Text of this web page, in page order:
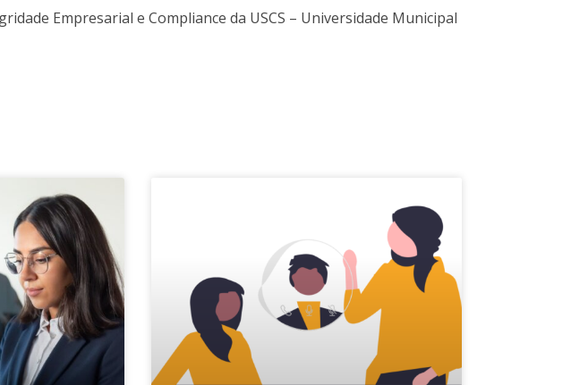
Empresarial e Compliance da USCS – Universidade Municipal